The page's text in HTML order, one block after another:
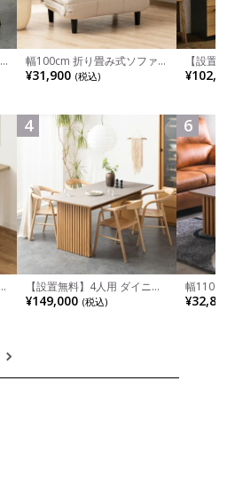
幅100cm 折り畳み式ソファ
ベッド コンパクト リクライ
ニング カウチスタイル 省ス
¥31,900 (税込)
4
【設置無料】4人用 ダイニン
グテーブルセット 5点 LUGA
セラミックテーブル おしゃれ
¥149,000 (税込)
【設置
チンカウ
板 引き出
れ ウッデ
ル グレー
6
幅110cm
木目調 リ
付き 長方
¥32,800